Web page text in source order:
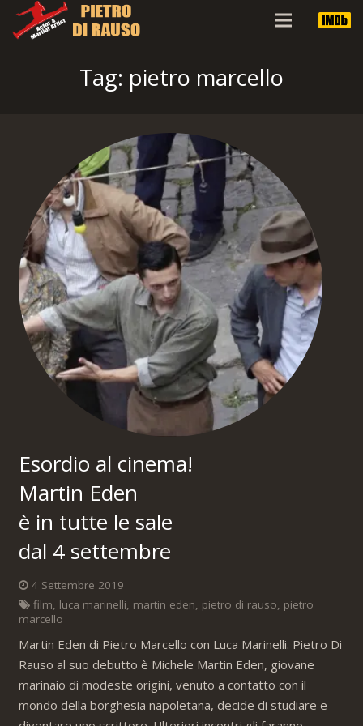
Tag: pietro marcello
Esordio al cinema!
Martin Eden
è in tutte le sale
dal 4 settembre
4 Settembre 2019
film luca marinelli martin eden pietro di rauso pietro
marcello
Martin Eden di Pietro Marcello con Luca Marinelli. Pietro Di
Rauso al suo debutto è Michele Martin Eden, giovane
marinaio di modeste origini, venuto a contatto con il
mondo della borghesia napoletana, decide di studiare e